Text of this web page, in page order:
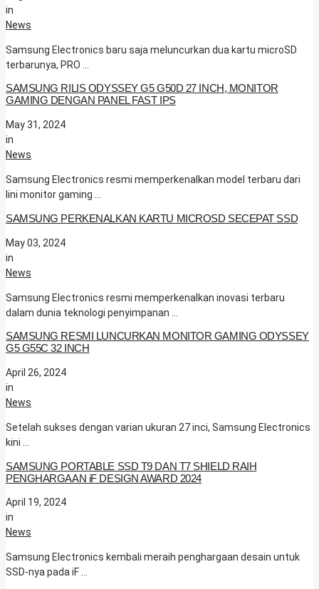
in
News
Samsung Electronics baru saja meluncurkan dua kartu microSD
terbarunya, PRO …
SAMSUNG RILIS ODYSSEY G5 G50D 27 INCH, MONITOR
GAMING DENGAN PANEL FAST IPS
May 31, 2024
in
News
Samsung Electronics resmi memperkenalkan model terbaru dari
lini monitor gaming …
SAMSUNG PERKENALKAN KARTU MICROSD SECEPAT SSD
May 03, 2024
in
News
Samsung Electronics resmi memperkenalkan inovasi terbaru
dalam dunia teknologi penyimpanan …
SAMSUNG RESMI LUNCURKAN MONITOR GAMING ODYSSEY
G5 G55C 32 INCH
April 26, 2024
in
News
Setelah sukses dengan varian ukuran 27 inci, Samsung Electronics
kini …
SAMSUNG PORTABLE SSD T9 DAN T7 SHIELD RAIH
PENGHARGAAN iF DESIGN AWARD 2024
April 19, 2024
in
News
Samsung Electronics kembali meraih penghargaan desain untuk
SSD-nya pada iF …